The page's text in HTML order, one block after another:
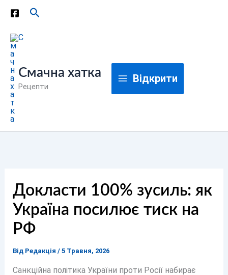
Перейти
вмісту
Пошук
Смачна хатка
Рецепти
Відкрити
Докласти 100% зусиль: як
Україна посилює тиск на
РФ
Від Редакція / 5 Травня, 2026
Санкційна політика України проти Росії набирає